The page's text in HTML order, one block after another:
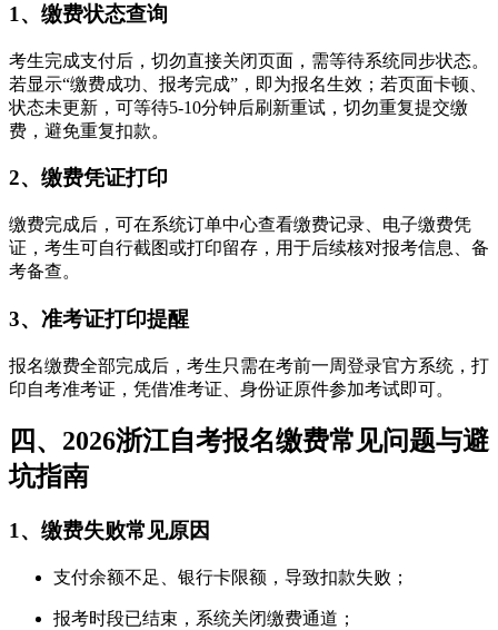
1、缴费状态查询
考生完成支付后，切勿直接关闭页面，需等待系统同步状态。
若显示“缴费成功、报考完成”，即为报名生效；若页面卡顿、
状态未更新，可等待5-10分钟后刷新重试，切勿重复提交缴
费，避免重复扣款。
2、缴费凭证打印
缴费完成后，可在系统订单中心查看缴费记录、电子缴费凭
证，考生可自行截图或打印留存，用于后续核对报考信息、备
考备查。
3、准考证打印提醒
报名缴费全部完成后，考生只需在考前一周登录官方系统，打
印自考准考证，凭借准考证、身份证原件参加考试即可。
四、2026浙江自考报名缴费常见问题与避
坑指南
1、缴费失败常见原因
支付余额不足、银行卡限额，导致扣款失败；
报考时段已结束，系统关闭缴费通道；